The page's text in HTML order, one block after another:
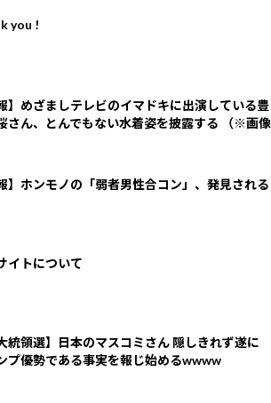
you !
】めざましテレビのイマドキに出演している豊
さん、とんでもない水着姿を披露する （※画像
】ホンモノの「弱者男性合コン」、発見される
イトについて
統領選】日本のマスコミさん 隠しきれず遂に
プ優勢である事実を報じ始めるwwww